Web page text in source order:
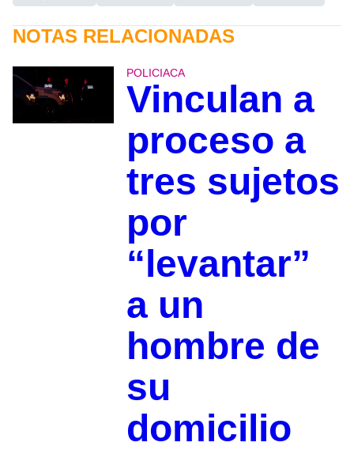
NOTAS RELACIONADAS
POLICIACA
Vinculan a
proceso a
tres sujetos
por
“levantar”
a un
hombre de
su
domicilio